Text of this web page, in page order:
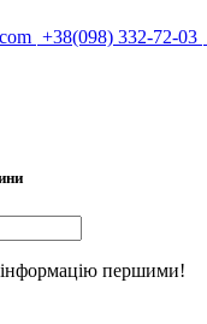
+38(098) 332-72-03
першими!